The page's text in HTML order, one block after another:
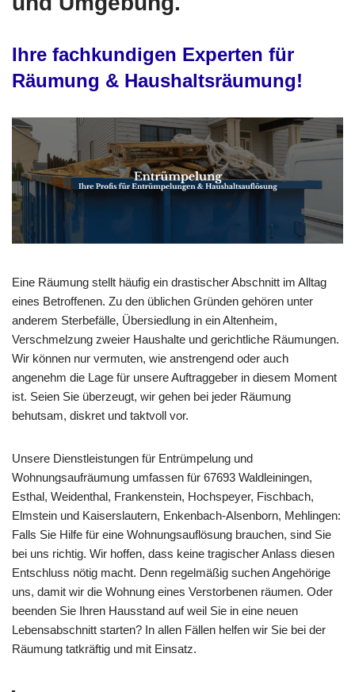
Ihre fachkundigen Experten für
Räumung & Haushaltsräumung!
Eine Räumung stellt häufig ein drastischer Abschnitt im Alltag
eines Betroffenen. Zu den üblichen Gründen gehören unter
anderem Sterbefälle, Übersiedlung in ein Altenheim,
Verschmelzung zweier Haushalte und gerichtliche Räumungen.
Wir können nur vermuten, wie anstrengend oder auch
angenehm die Lage für unsere Auftraggeber in diesem Moment
ist. Seien Sie überzeugt, wir gehen bei jeder Räumung
behutsam, diskret und taktvoll vor.
Unsere Dienstleistungen für Entrümpelung und
Wohnungsaufräumung umfassen für 67693 Waldleiningen,
Esthal, Weidenthal, Frankenstein, Hochspeyer, Fischbach,
Elmstein und Kaiserslautern, Enkenbach-Alsenborn, Mehlingen:
Falls Sie Hilfe für eine Wohnungsauflösung brauchen, sind Sie
bei uns richtig. Wir hoffen, dass keine tragischer Anlass diesen
Entschluss nötig macht. Denn regelmäßig suchen Angehörige
uns, damit wir die Wohnung eines Verstorbenen räumen. Oder
beenden Sie Ihren Hausstand auf weil Sie in eine neuen
Lebensabschnitt starten? In allen Fällen helfen wir Sie bei der
Räumung tatkräftig und mit Einsatz.